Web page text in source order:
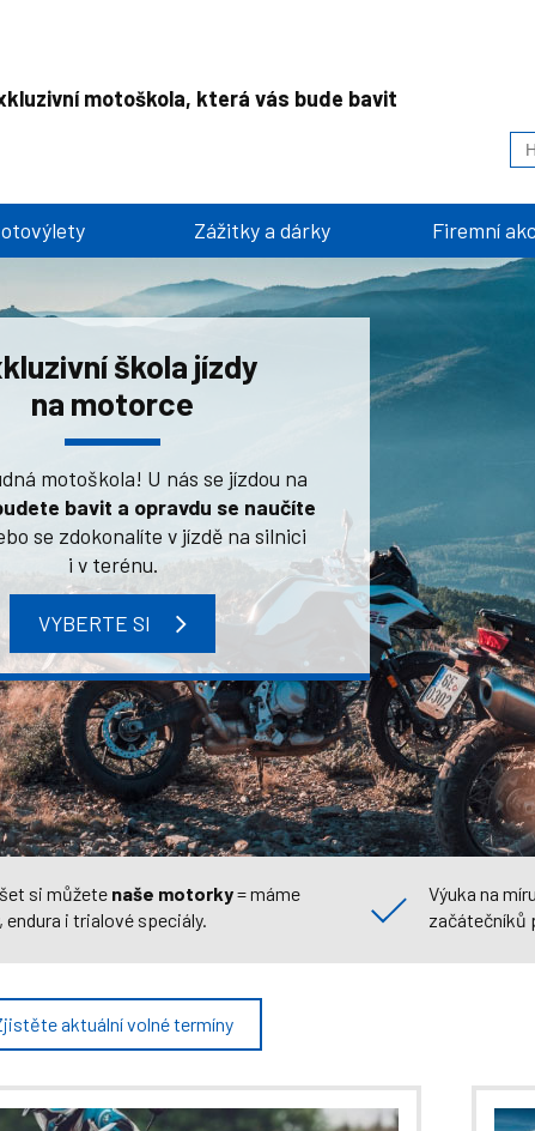
motoškola, která vás bude bavit
Zážitky a dárky Firemní
škola jízdy
na motorce
motoškola! U nás se jízdou na
bavit a opravdu se naučíte
se zdokonalíte v jízdě na silnici
i v terénu.
VYBERTE SI
si můžete naše motorky= máme
endura i trialové speciály.
Výuka na míru
začátečníků
aktuální volné termíny